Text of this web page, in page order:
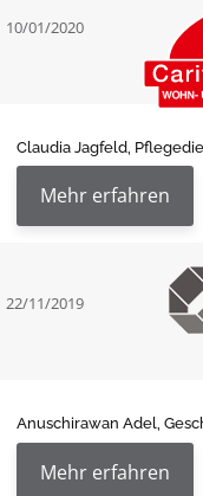
10/01/2020
Claudia Jagfeld,
Mehr erfahren
22/11/2019
Anuschirawan Adel,
Mehr erfahren